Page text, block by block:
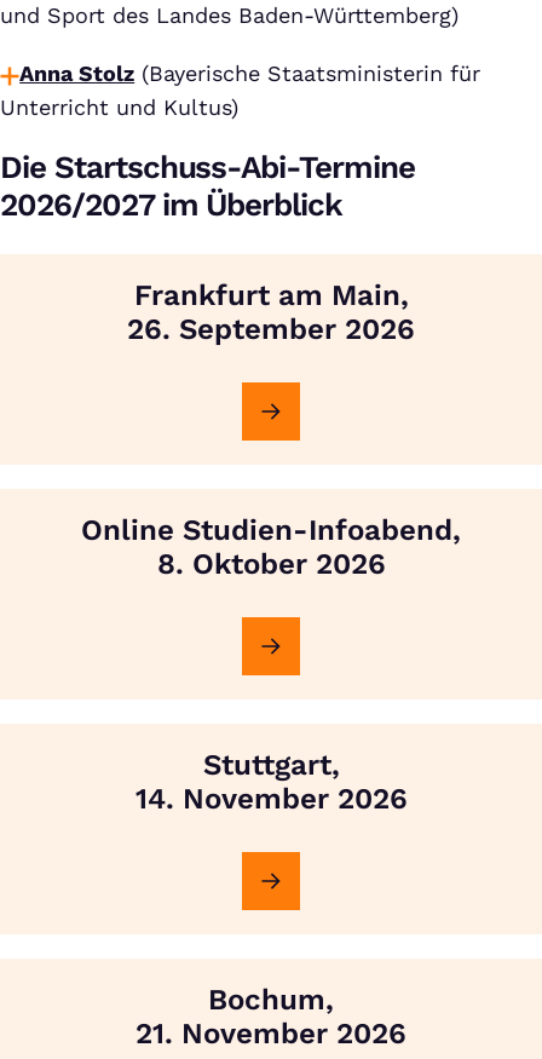
und Sport des Landes Baden-Württemberg)
Anna Stolz (Bayerische Staatsministerin für
Unterricht und Kultus)
Die Startschuss-Abi-Termine
2026/2027 im Überblick
Frankfurt am Main,
26. September 2026
Online Studien-Infoabend,
8. Oktober 2026
Stuttgart,
14. November 2026
Bochum,
21. November 2026